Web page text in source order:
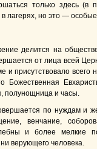
только здесь (в
в лагерях, но это —
делится на
от лица всей
и присутствовало всего
Божественная
полунощница и часы.
по нуждам и
венчание,
и более мелкие
верующего человека.